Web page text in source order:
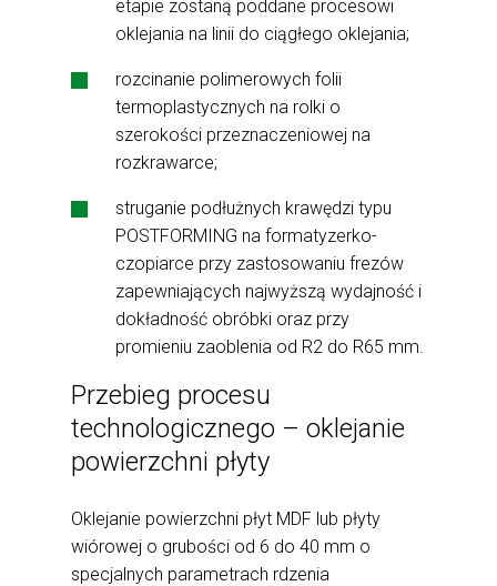
etapie zostaną poddane procesowi
oklejania na linii do ciągłego oklejania;
rozcinanie polimerowych folii
termoplastycznych na rolki o
szerokości przeznaczeniowej na
rozkrawarce;
struganie podłużnych krawędzi typu
POSTFORMING na formatyzerko-
czopiarce przy zastosowaniu frezów
zapewniających najwyższą wydajność i
dokładność obróbki oraz przy
promieniu zaoblenia od R2 do R65 mm.
Przebieg procesu
technologicznego – oklejanie
powierzchni płyty
Oklejanie powierzchni płyt MDF lub płyty
wiórowej o grubości od 6 do 40 mm o
specjalnych parametrach rdzenia